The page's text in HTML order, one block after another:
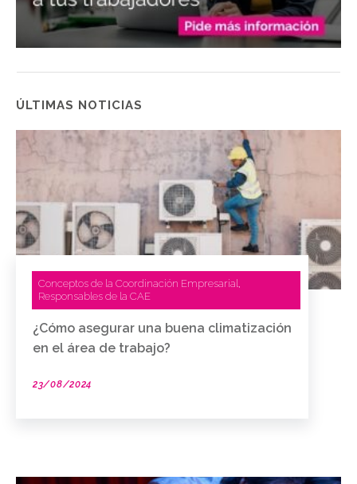
ÚLTIMAS NOTICIAS
Conceptos de la Coordinación Empresarial,
Responsables de la CAE
¿Cómo asegurar una buena climatización
en el área de trabajo?
23/08/2024